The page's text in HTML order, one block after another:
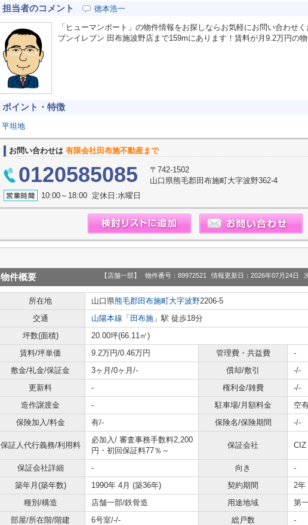
担当者のコメント 徳本浩一
「ヒューマンポート」の物件情報をお探しならお気軽にお問い合わせ
ブンイレブン 田布施波野店まで159mにあります！賃料が月9.2万円の
ポイント・特徴
平坦地
お問い合わせは 有限会社田布施不動産まで
0120585085
〒742-1502
山口県熊毛郡田布施町大字波野362-4
10:00～18:00 定休日:水曜日
物件概要 【店舗一部】 物件番号：89972521 情報更新日：2026年07月24日
所在地 山口県熊毛郡田布施町大字波野2206-5
交通
山陽本線 「 田布施 」駅 徒歩18分
坪数(面積)
20.00坪(66.11㎡)
賃料/坪単価
9.2万円/0.46万円 管理費・共益費
-
敷金/礼金/保証金
3ヶ月/0ヶ月/- 償却/敷引
-/-
更新料
- 権利金/雑費
-/-
造作譲渡金
- 駐車場/月額料金
空
保険加入/料金
有/- 保険名/保険期間 -/-
保証人代行義務/利用料
必加入/ 審査事務手数料2,200
円・初回保証料77％～
保証会社 CIZ
保証会社詳細 - 向き
-
築年月(築年数)
1990年 4月 (築36年) 契約期間
2年
種別/構造
店舗一部/鉄骨造 用途地域
第
部屋/所在階/階建
6号室/-/- 総戸数
-